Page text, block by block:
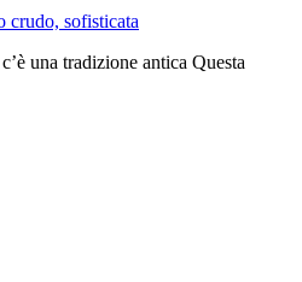
crudo, sofisticata
una tradizione antica Questa